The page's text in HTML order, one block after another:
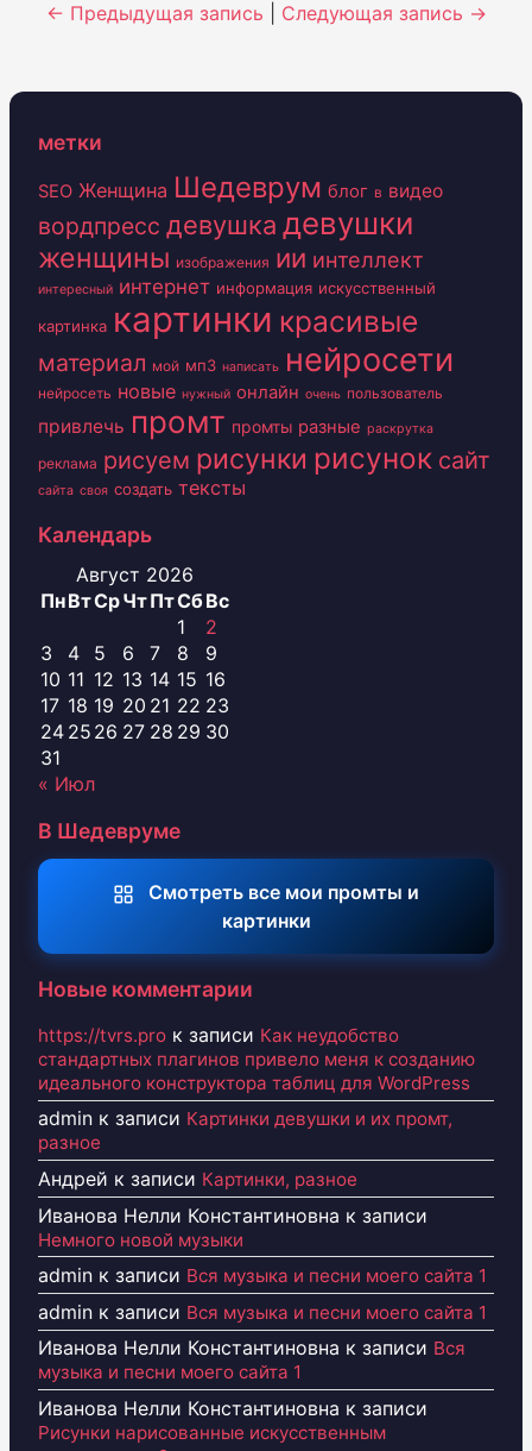
← Предыдущая запись Следующая запись →
метки
SEO Женщина Шедеврум блог в видео
вордпресс девушка девушки
женщины изображения ии интеллект
интересный интернет информация искусственный
картинка картинки красивые
материал мой мп3 написать нейросети
нейросеть новые нужный онлайн очень пользователь
привлечь промт промты разные раскрутка
реклама рисуем рисунки рисунок сайт
сайта своя создать тексты
Календарь
Август 2026
ПнВтСрЧтПтСбВс
1
2
3
4 5 6 7 8
9
10 11 12 13 14 15 16
17 18 19 20 21 22 23
24 25 26 27 28 29 30
31
« Июл
В Шедевруме
Смотреть все мои промты и
картинки
Новые комментарии
https://tvrs.pro к записи Как неудобство
стандартных плагинов привело меня к созданию
идеального конструктора таблиц для WordPress
admin к записи Картинки девушки и их промт,
разное
Андрей к записи Картинки, разное
Иванова Нелли Константиновна к записи
Немного новой музыки
admin к записи Вся музыка и песни моего сайта 1
admin к записи Вся музыка и песни моего сайта 1
Иванова Нелли Константиновна к записи Вся
музыка и песни моего сайта 1
Иванова Нелли Константиновна к записи
Рисунки нарисованные искусственным